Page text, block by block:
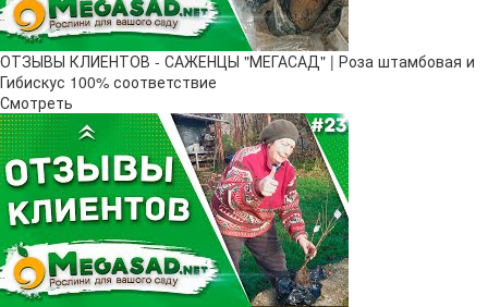
ОТЗЫВЫ КЛИЕНТОВ - САЖЕНЦЫ "МЕГАСАД" | Роза штамбовая и
Гибискус 100% соответствие
Смотреть